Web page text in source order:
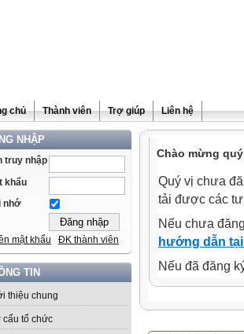
chủ Thành viên Trợ giúp Liên hệ
NHẬP
truy nhập
khẩu
nhớ
mật khẩu ĐK thành viên
TIN
thiệu chung
cấu tổ chức
Chào mừng
Quý vị chưa
tải được các
Nếu chưa
hướng dẫn
Nếu đã đăng